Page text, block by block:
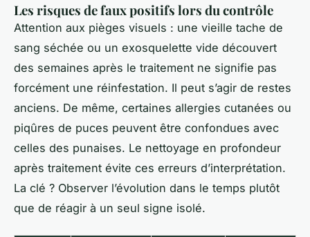
Les risques de faux positifs lors du contrôle
Attention aux pièges visuels : une vieille tache de
sang séchée ou un exosquelette vide découvert
des semaines après le traitement ne signifie pas
forcément une réinfestation. Il peut s’agir de restes
anciens. De même, certaines allergies cutanées ou
piqûres de puces peuvent être confondues avec
celles des punaises. Le nettoyage en profondeur
après traitement évite ces erreurs d’interprétation.
La clé ? Observer l’évolution dans le temps plutôt
que de réagir à un seul signe isolé.